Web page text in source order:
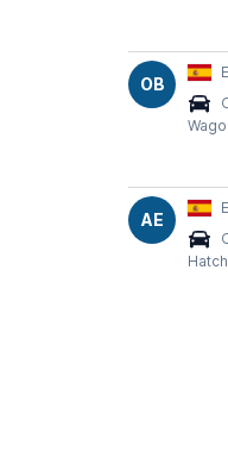
OB
AE